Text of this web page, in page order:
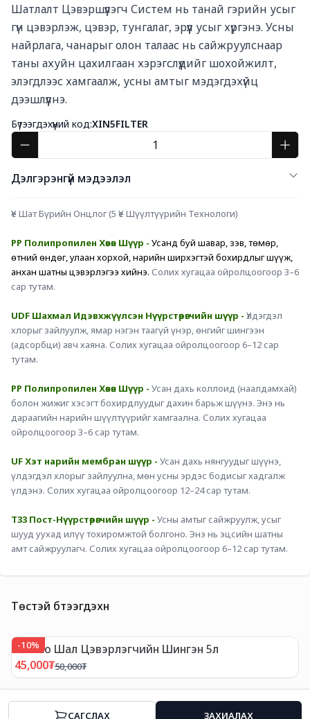
Шатлалт Цэвэршүүлэгч Систем нь танай гэрийн усыг
гүн цэвэрлэж, цэвэр, тунгалаг, эрүүл усыг хүргэнэ. Усны
найрлага, чанарыг олон талаас нь сайжруулснаар
таны ахуйн цахилгаан хэрэгслүүдийг шохойжилт,
элэгдлээс хамгаалж, усны амтыг мэдэгдэхүйц
дээшлүүлнэ.
Бүтээгдэхүүний код:XIN5FILTER
CАГСЛАХ ЗАХИАЛАХ
Дэлгэрэнгүй мэдээлэл
Үе Шат Бүрийн Онцлог (5 Үе Шүүлтүүрийн Технологи)
PP Полипропилен Хөвөн Шүүр - Усанд буй шавар, зэв, төмөр,
өтний өндөг, улаан хорхой, нарийн ширхэгтэй бохирдлыг шүүж,
анхан шатны цэвэрлэгээ хийнэ. Солих хугацаа ойролцоогоор 3–6
сар тутам.
UDF Шахмал Идэвхжүүлсэн Нүүрстөрөгчийн шүүр - Үлдэгдэл
хлорыг зайлуулж, ямар нэгэн таагүй үнэр, өнгийг шингээн
(адсорбци) авч хаяна. Солих хугацаа ойролцоогоор 6–12 сар
тутам.
PP Полипропилен Хөвөн Шүүр - Усан дахь коллоид (наалдамхай)
болон жижиг хэсэгт бохирдлуудыг дахин барьж шүүнэ. Энэ нь
дараагийн нарийн шүүлтүүрийг хамгаална. Солих хугацаа
ойролцоогоор 3–6 сар тутам.
UF Хэт нарийн мембран шүүр - Усан дахь нянгуудыг шүүнэ,
үлдэгдэл хлорыг зайлуулна, мөн усны эрдэс бодисыг хадгалж
үлдэнэ. Солих хугацаа ойролцоогоор 12–24 сар тутам.
T33 Пост-Нүүрстөрөгчийн шүүр - Усны амтыг сайжруулж, усыг
шууд уухад илүү тохиромжтой болгоно. Энэ нь эцсийн шатны
амт сайжруулагч. Солих хугацаа ойролцоогоор 6–12 сар тутам.
Төстэй бүтээгдэхүүн
-10%
Tineco Шал Цэвэрлэгчийн Шингэн 5л
45,000₮50,000₮